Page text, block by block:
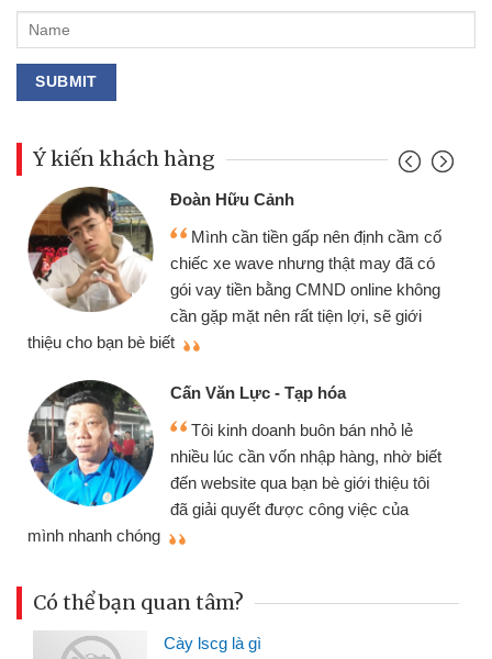
Ý kiến khách hàng
Đoàn Hữu Cảnh
Mình cần tiền gấp nên định cầm cố
chiếc xe wave nhưng thật may đã có
gói vay tiền bằng CMND online không
cần gặp mặt nên rất tiện lợi, sẽ giới
thiệu cho bạn bè biết
Cấn Văn Lực - Tạp hóa
Tôi kinh doanh buôn bán nhỏ lẻ
nhiều lúc cần vốn nhập hàng, nhờ biết
đến website qua bạn bè giới thiệu tôi
đã giải quyết được công việc của
mình nhanh chóng
Có thể bạn quan tâm?
Cày lscg là gì